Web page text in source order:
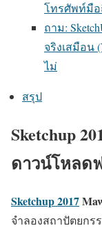
โทรศัพท์มื
ถาม:
จริงเสมือน
ไม่
สรุป
Sketchup
ดาวน์โหลด
Sketchup 2017
จำลองสถาปัตยกร